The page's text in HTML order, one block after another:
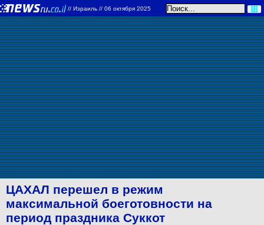
// Израиль // 06 октября 2025
ЦАХАЛ перешел в режим
максимальной боеготовности на
период праздника Суккот